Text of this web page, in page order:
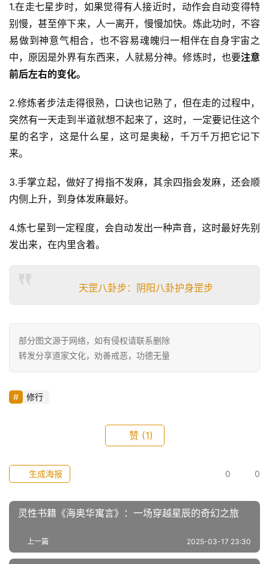
1.在走七星步时，如果觉得有人接近时，动作会自动变得特
别慢，甚至停下来，人一离开，慢慢加快。炼此功时，不容
易做到神意气相合，也不容易魂魄归一相伴在自身宇宙之
中，原因是外界有东西来，人就易分神。修炼时，也要注意
前后左右的变化。
2.修炼者步法走得很熟，口诀也记熟了，但在走的过程中，
突然有一天走到半道就想不起来了，这时，一定要记住这个
星的名字，这是什么星，这可是奥秘，千万千万把它记下
来。
3.手掌立起，做好了拇指不发麻，其余四指会发麻，还会顺
内侧上升，到身体发麻最好。
4.炼七星到一定程度，会自动发出一种声音，这时最好先别
发出来，在内里含着。
天罡八卦步：阴阳八卦护身罡步
部分图文源于网络，如有侵权请联系删除
转发分享道家文化，劝善戒恶，功德无量
修行
赞 (1)
0 0
生成海报
灵性书籍《海奥华寓言》：一场穿越星辰的奇幻之旅
上一篇 2025-03-17 23:30